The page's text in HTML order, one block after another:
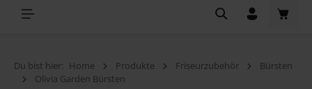
Du bist hier: Home Produkte Friseurzubehör
Bürsten
Olivia Garden Bürsten